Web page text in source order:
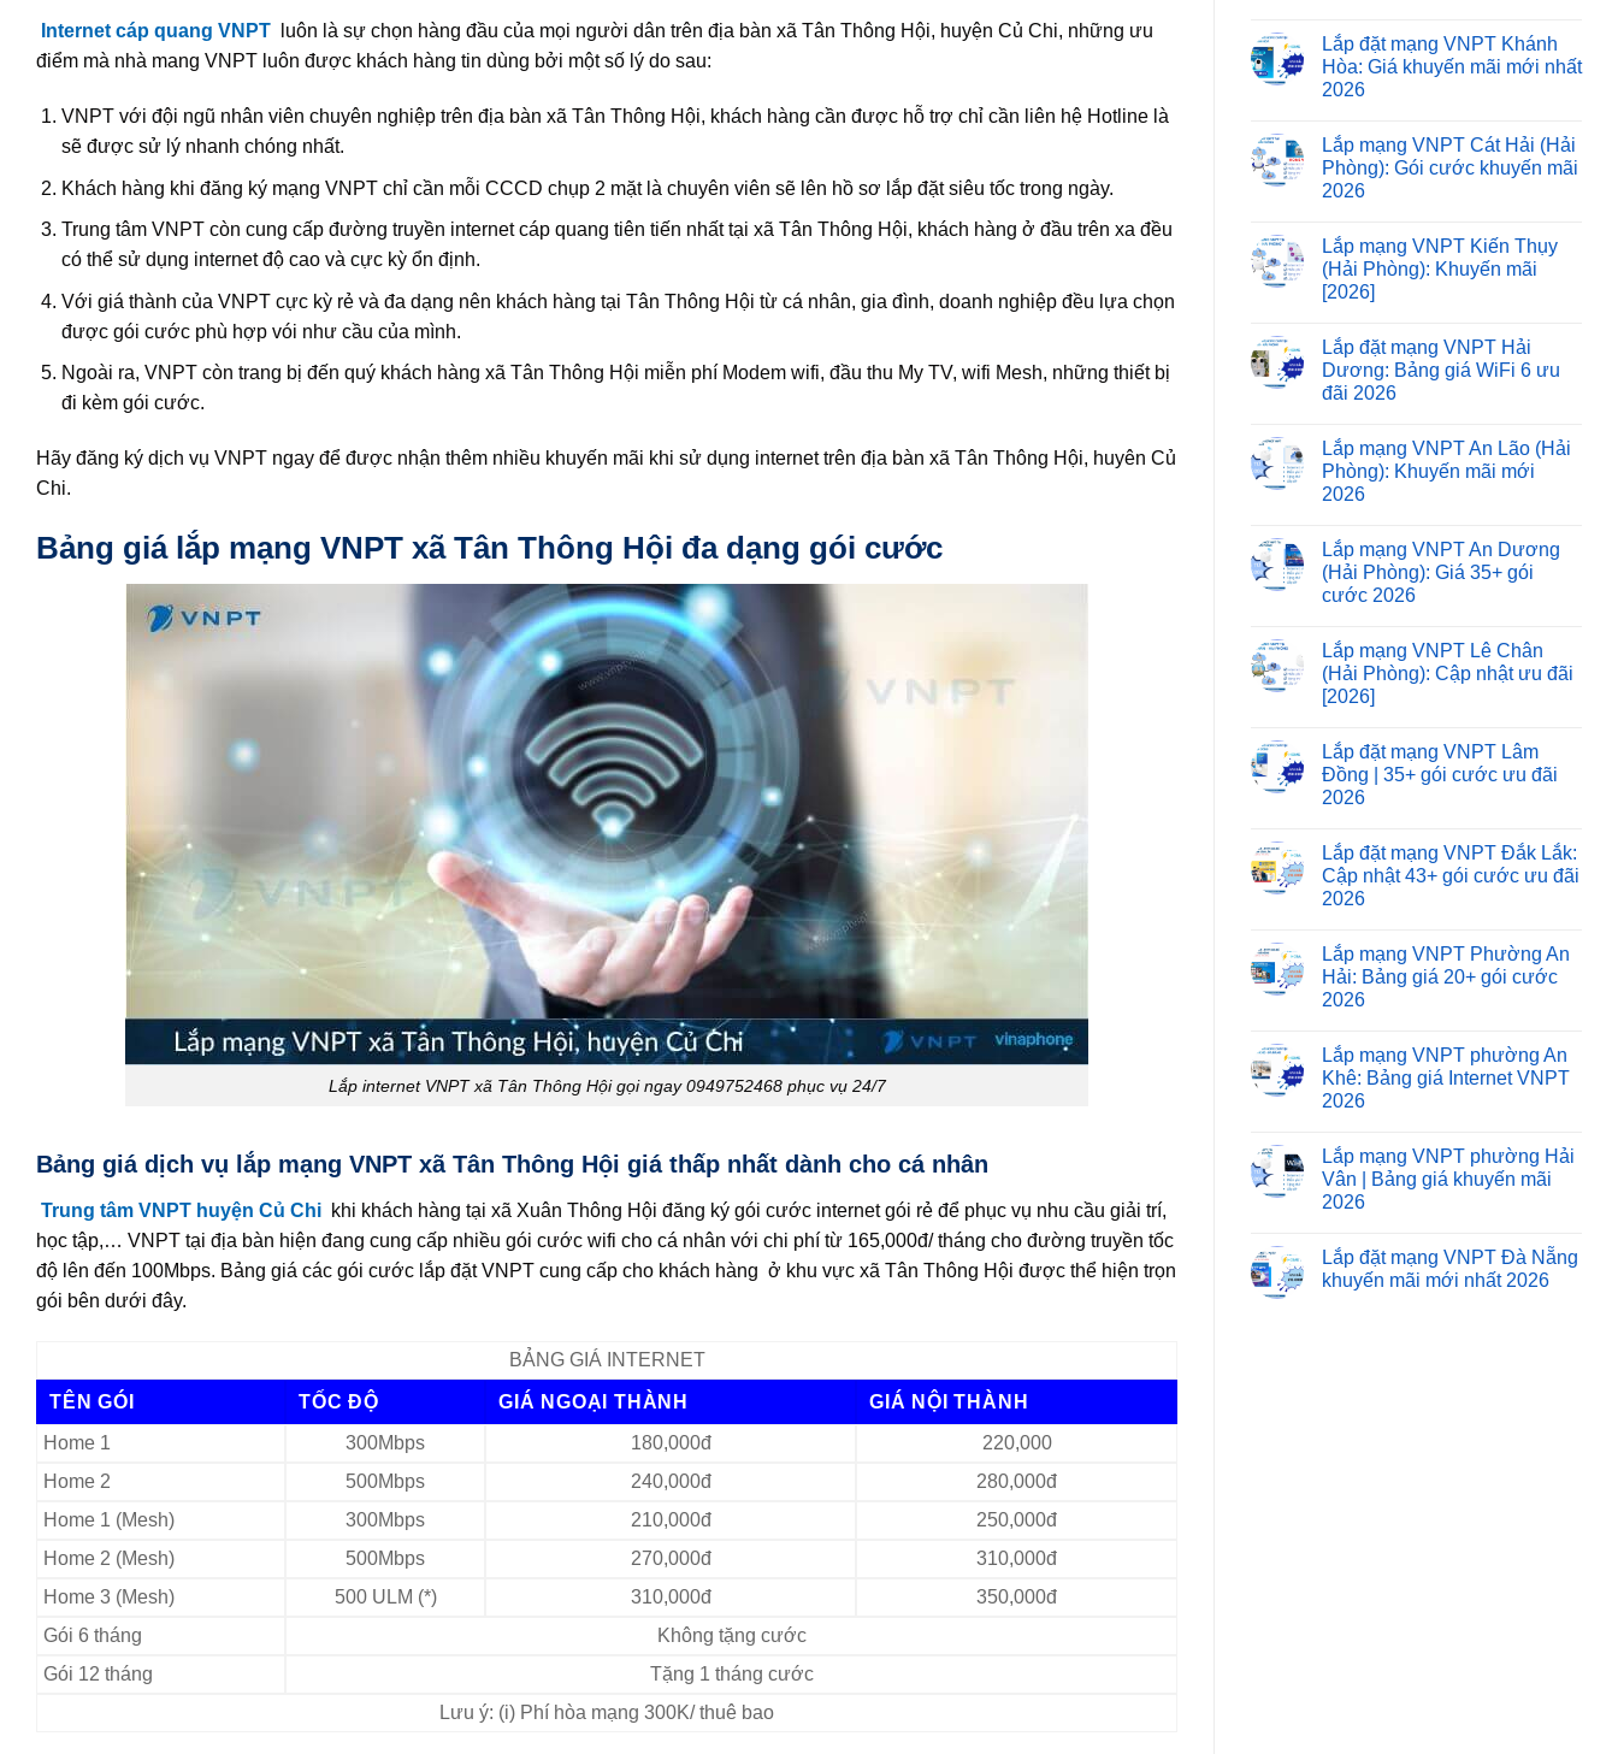
Internet cáp quang VNPT
luôn là sự chọn hàng đầu của mọi người dân trên địa bàn xã Tân Thông Hội, huyện Củ Chi, những ưu
điểm mà nhà mang VNPT luôn được khách hàng tin dùng bởi một số lý do sau:
VNPT với đội ngũ nhân viên chuyên nghiệp trên địa bàn xã Tân Thông Hội, khách hàng cần được hỗ trợ chỉ cần liên hệ Hotline là
sẽ được sử lý nhanh chóng nhất.
Khách hàng khi đăng ký mạng VNPT chỉ cần mỗi CCCD chụp 2 mặt là chuyên viên sẽ lên hồ sơ lắp đặt siêu tốc trong ngày.
Trung tâm VNPT còn cung cấp đường truyền internet cáp quang tiên tiến nhất tại xã Tân Thông Hội, khách hàng ở đầu trên xa đều
có thể sử dụng internet độ cao và cực kỳ ổn định.
Với giá thành của VNPT cực kỳ rẻ và đa dạng nên khách hàng tại Tân Thông Hội từ cá nhân, gia đình, doanh nghiệp đều lựa chọn
được gói cước phù hợp vói như cầu của mình.
Ngoài ra, VNPT còn trang bị đến quý khách hàng xã Tân Thông Hội miễn phí Modem wifi, đầu thu My TV, wifi Mesh, những thiết bị
đi kèm gói cước.
Hãy đăng ký dịch vụ VNPT ngay để được nhận thêm nhiều khuyến mãi khi sử dụng internet trên địa bàn xã Tân Thông Hội, huyên Củ
Chi.
Bảng giá lắp mạng VNPT xã Tân Thông Hội đa dạng gói cước
Lắp internet VNPT xã Tân Thông Hội gọi ngay 0949752468 phục vụ 24/7
Bảng giá dịch vụ lắp mạng VNPT xã Tân Thông Hội giá thấp nhất dành cho cá nhân
Trung tâm VNPT huyện Củ Chi khi khách hàng tại xã Xuân Thông Hội đăng ký gói cước internet gói rẻ để phục vụ nhu cầu giải trí,
học tập,… VNPT tại địa bàn hiện đang cung cấp nhiều gói cước wifi cho cá nhân với chi phí từ 165,000đ/ tháng cho đường truyền tốc
độ lên đến 100Mbps. Bảng giá các gói cước lắp đặt VNPT cung cấp cho khách hàng ở khu vực xã Tân Thông Hội được thể hiện trọn
gói bên dưới đây.
BẢNG GIÁ INTERNET
TÊN GÓI TỐC ĐỘ GIÁ NGOẠI THÀNH
GIÁ NỘI THÀNH
Home 1
300Mbps 180,000đ
220,000
Home 2
500Mbps 240,000đ
280,000đ
Home 1 (Mesh)
300Mbps 210,000đ
250,000đ
Home 2 (Mesh)
500Mbps 270,000đ
310,000đ
Home 3 (Mesh)
500 ULM (*) 310,000đ
350,000đ
Gói 6 tháng
Không tặng cước
Gói 12 tháng
Tặng 1 tháng cước
Lưu ý: (i) Phí hòa mạng 300K/ thuê bao
Lắp đặt mạng VNPT Khánh
Hòa: Giá khuyến mãi mới nhất
2026
Lắp mạng VNPT Cát Hải (Hải
Phòng): Gói cước khuyến mãi
2026
Lắp mạng VNPT Kiến Thụy
(Hải Phòng): Khuyến mãi
[2026]
Lắp đặt mạng VNPT Hải
Dương: Bảng giá WiFi 6 ưu
đãi 2026
Lắp mạng VNPT An Lão (Hải
Phòng): Khuyến mãi mới
2026
Lắp mạng VNPT An Dương
(Hải Phòng): Giá 35+ gói
cước 2026
Lắp mạng VNPT Lê Chân
(Hải Phòng): Cập nhật ưu đãi
[2026]
Lắp đặt mạng VNPT Lâm
Đồng | 35+ gói cước ưu đãi
2026
Lắp đặt mạng VNPT Đắk Lắk:
Cập nhật 43+ gói cước ưu đãi
2026
Lắp mạng VNPT Phường An
Hải: Bảng giá 20+ gói cước
2026
Lắp mạng VNPT phường An
Khê: Bảng giá Internet VNPT
2026
Lắp mạng VNPT phường Hải
Vân | Bảng giá khuyến mãi
2026
Lắp đặt mạng VNPT Đà Nẵng
khuyến mãi mới nhất 2026